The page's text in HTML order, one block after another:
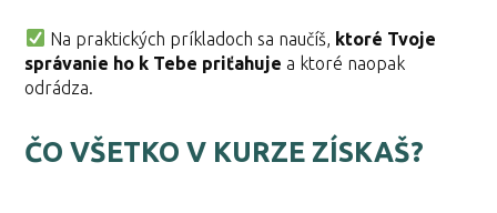
Na praktických príkladoch sa naučíš, ktoré Tvoje
správanie ho k Tebe priťahuje a ktoré naopak
odrádza.
ČO VŠETKO V KURZE ZÍSKAŠ?